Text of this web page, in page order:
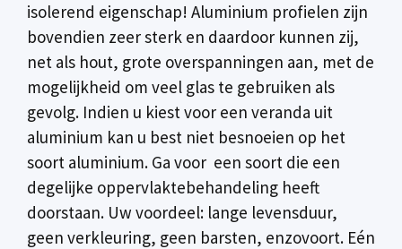
isolerend eigenschap! Aluminium profielen zijn
bovendien zeer sterk en daardoor kunnen zij,
net als hout, grote overspanningen aan, met de
mogelijkheid om veel glas te gebruiken als
gevolg. Indien u kiest voor een veranda uit
aluminium kan u best niet besnoeien op het
soort aluminium. Ga voor een soort die een
degelijke oppervlaktebehandeling heeft
doorstaan. Uw voordeel: lange levensduur,
geen verkleuring, geen barsten, enzovoort. Eén